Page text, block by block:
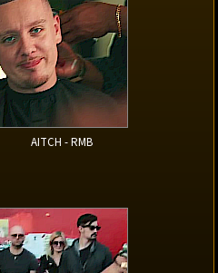
AITCH - RMB